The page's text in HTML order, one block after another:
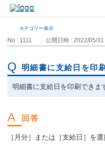
カテゴリー表示
No : 1111 公開日時 : 2022/05/
明細書に支給日を印
明細書に支給日を印刷できま
［月分］または［支給日］を